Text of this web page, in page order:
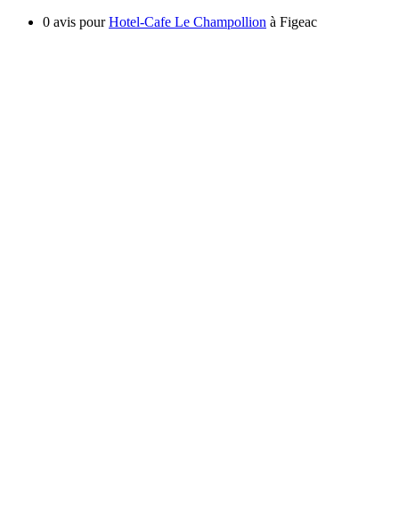
0 avis pourHotel-Cafe Le Champollion à Figeac